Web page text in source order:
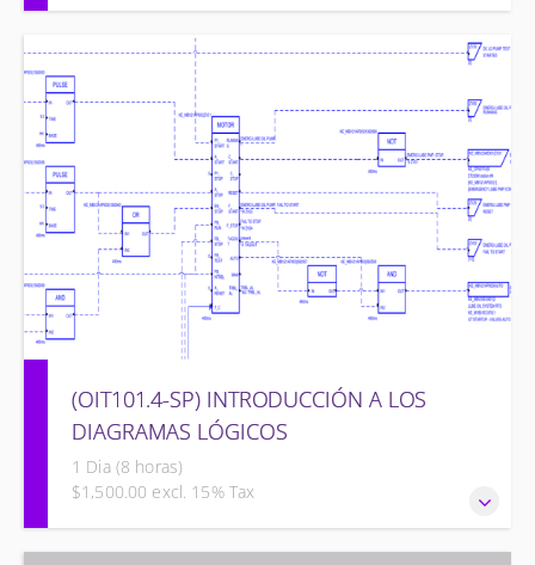
INTERPRETACIÓN DE DIAGRAMAS TÉCNICOS
(OIT101.4-SP) INTRODUCCIÓN A LOS
DIAGRAMAS LÓGICOS
1 Dia (8 horas)
$1,500.00 excl. 15% Tax